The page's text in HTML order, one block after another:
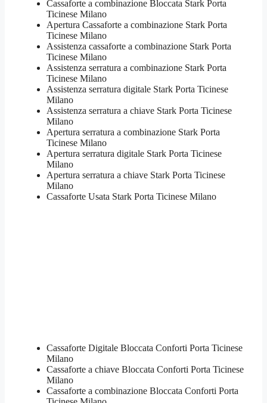
Cassaforte a combinazione Bloccata Stark Porta
Ticinese Milano
​Apertura Cassaforte a combinazione Stark Porta
Ticinese Milano
Assistenza cassaforte a combinazione Stark Porta
Ticinese Milano
​Assistenza serratura​ ​a combinazione Stark Porta
Ticinese Milano
Assistenza serratura ​digitale Stark Porta Ticinese
Milano
Assistenza serratura ​a chiave Stark Porta Ticinese
Milano
​Apertura serratura​ ​a combinazione Stark Porta
Ticinese Milano
Apertura serratura​ ​digitale Stark Porta Ticinese
Milano
​Apertura serratura​ ​a chiave Stark Porta Ticinese
Milano
​Cassaforte Usata Stark Porta Ticinese Milano
Cassaforte Digitale Bloccata Conforti Porta Ticinese
Milano
Cassaforte a chiave Bloccata Conforti Porta Ticinese
Milano
Cassaforte a combinazione Bloccata Conforti Porta